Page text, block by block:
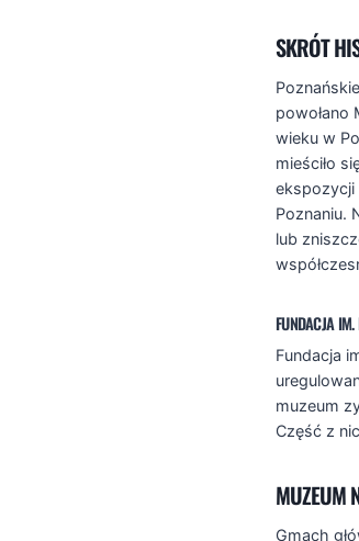
SKRÓT
powołano
wieku w
mieściło
ekspozycji
Poznaniu.
lub
FUNDACJA
Fundacja
muzeum
Część z
MUZEUM
Gmach